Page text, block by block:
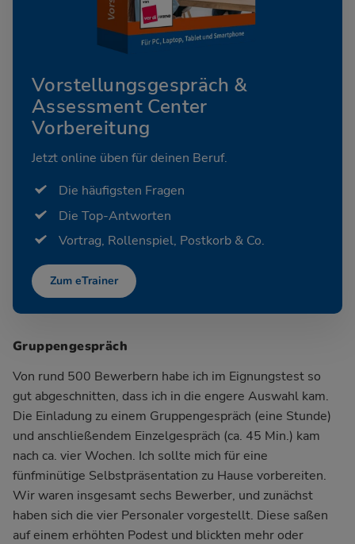
Vorstellungsgespräch &
Assessment Center
Vorbereitung
Jetzt online üben für deinen Beruf.
Die häufigsten Fragen
Die Top-Antworten
Vortrag, Rollenspiel, Postkorb & Co.
Zum eTrainer
Gruppengespräch
Von rund 500 Bewerbern habe ich im Eignungstest so
gut abgeschnitten, dass ich in die engere Auswahl kam.
Die Einladung zu einem Gruppengespräch (eine Stunde)
und anschließendem Einzelgespräch (ca. 45 Min.) kam
nach ca. vier Wochen. Ich sollte mich für eine
fünfminütige Selbstpräsentation zu Hause vorbereiten.
Wir waren insgesamt sechs Bewerber, und zunächst
haben sich die vier Personaler vorgestellt. Diese saßen
auf einem erhöhten Podest und blickten mehr oder